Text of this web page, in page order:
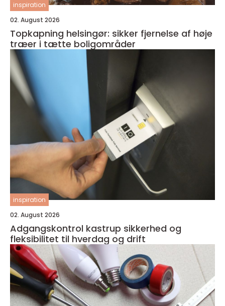
inspiration
02. August 2026
Topkapning helsingør: sikker fjernelse af høje
træer i tætte boligområder
inspiration
02. August 2026
Adgangskontrol kastrup sikkerhed og
fleksibilitet til hverdag og drift